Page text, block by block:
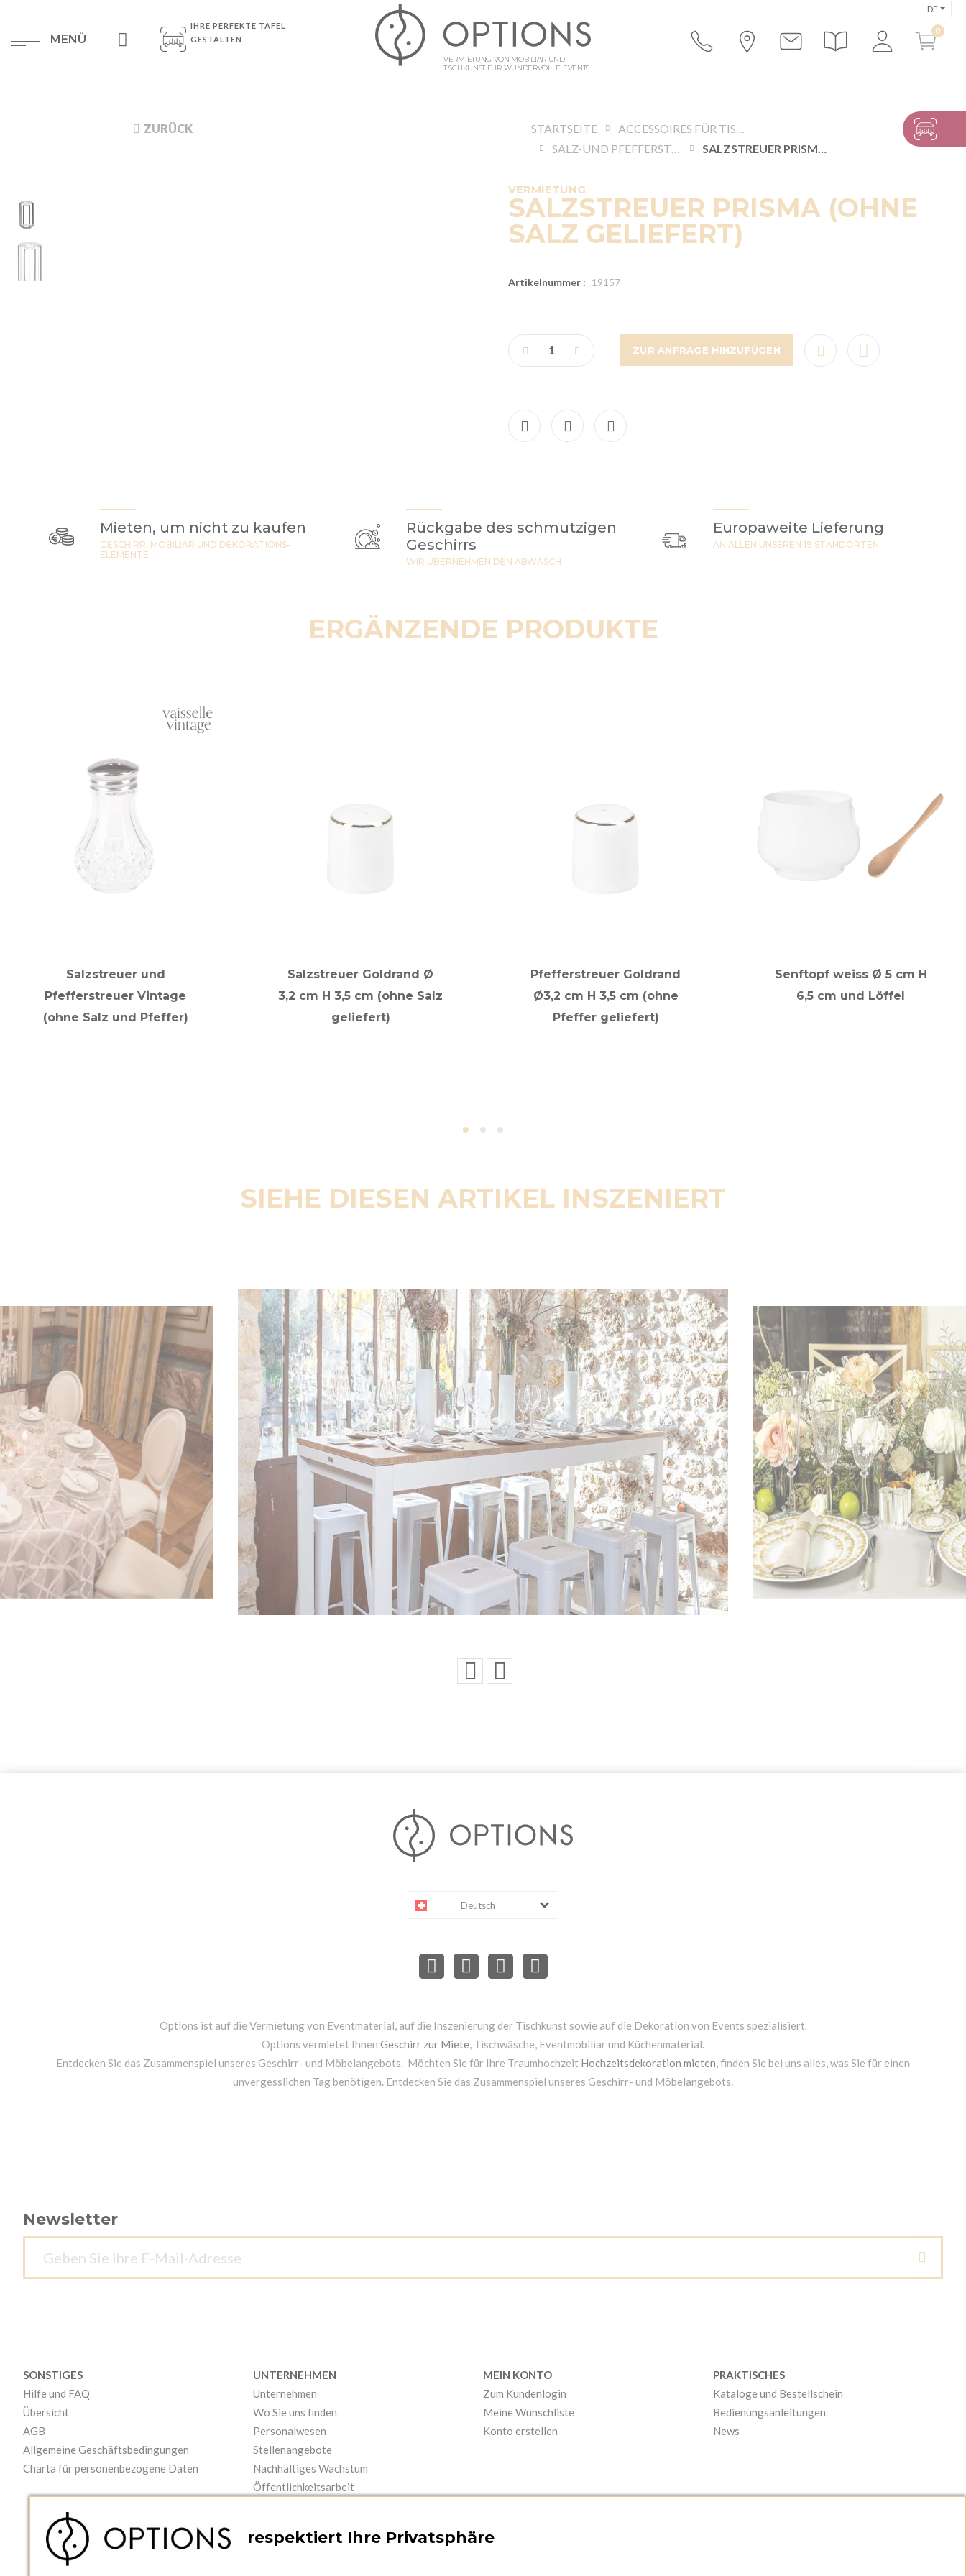
MENÜ
IHRE PERFEKTE TAFEL
GESTALTEN
VERMIETUNG VON MOBILIAR UND
TISCHKUNST FÜR WUNDERVOLLE EVENTS
DE
ZURÜCK STARTSEITE
ACCESSOIRES FÜR TISCHE UND BUFFETS
SALZ-UND PFEFFERSTREUER SOWIE WEITERE BEHÄLTER
SALZSTREUER PRISMA (OHNE SALZ GELIEFERT)
VERMIETUNG
SALZSTREUER PRISMA (OHNE
SALZ GELIEFERT)
Artikelnummer : 19157
ZUR ANFRAGE HINZUFÜGEN
Mieten, um nicht zu kaufen
GESCHIRR, MOBILIAR UND DEKORATIONS-
ELEMENTE
Rückgabe des schmutzigen
Geschirrs
WIR ÜBERNEHMEN DEN ABWASCH
Europaweite Lieferung
AN ALLEN UNSEREN 19 STANDORTEN
ERGÄNZENDE PRODUKTE
Salzstreuer und
Pfefferstreuer Vintage
(ohne Salz und Pfeffer)
Salzstreuer Goldrand Ø
3,2 cm H 3,5 cm (ohne Salz
geliefert)
Pfefferstreuer Goldrand
Ø3,2 cm H 3,5 cm (ohne
Pfeffer geliefert)
Senftopf weiss Ø 5 cm H
6,5 cm und Löffel
SIEHE DIESEN ARTIKEL INSZENIERT
Deutsch
Options ist auf die Vermietung von Eventmaterial, auf die Inszenierung der Tischkunst sowie auf die Dekoration von Events spezialisiert.
Options vermietet Ihnen Geschirr zur Miete, Tischwäsche, Eventmobiliar und Küchenmaterial.
Entdecken Sie das Zusammenspiel unseres Geschirr- und Möbelangebots. Möchten Sie für Ihre Traumhochzeit Hochzeitsdekoration mieten, finden Sie bei uns alles, was Sie für einen
unvergesslichen Tag benötigen. Entdecken Sie das Zusammenspiel unseres Geschirr- und Möbelangebots.
Newsletter
SONSTIGES
Hilfe und FAQ
Übersicht
AGB
Allgemeine Geschäftsbedingungen
Charta für personenbezogene Daten
UNTERNEHMEN
Unternehmen
Wo Sie uns finden
Personalwesen
Stellenangebote
Nachhaltiges Wachstum
Öffentlichkeitsarbeit
MEIN KONTO
Zum Kundenlogin
Meine Wunschliste
Konto erstellen
PRAKTISCHES
Kataloge und Bestellschein
Bedienungsanleitungen
News
respektiert Ihre Privatsphäre